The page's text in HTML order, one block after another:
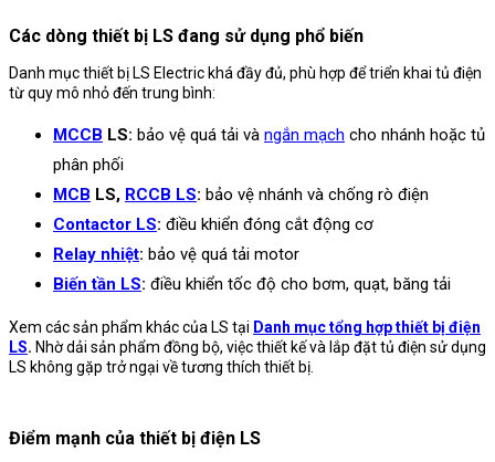
Các dòng thiết bị LS đang sử dụng phổ biến
Danh mục thiết bị LS Electric khá đầy đủ, phù hợp để triển khai tủ điện
từ quy mô nhỏ đến trung bình:
MCCB LS: bảo vệ quá tải và ngắn mạch cho nhánh hoặc tủ
phân phối
MCB LS, RCCB LS: bảo vệ nhánh và chống rò điện
Contactor LS: điều khiển đóng cắt động cơ
Relay nhiệt: bảo vệ quá tải motor
Biến tần LS: điều khiển tốc độ cho bơm, quạt, băng tải
Xem các sản phẩm khác của LS tại Danh mục tổng hợp thiết bị điện
LS. Nhờ dải sản phẩm đồng bộ, việc thiết kế và lắp đặt tủ điện sử dụng
LS không gặp trở ngại về tương thích thiết bị.
Điểm mạnh của thiết bị điện LS